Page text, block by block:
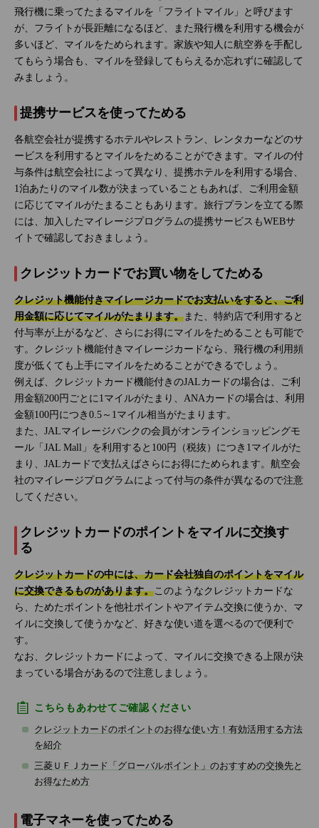
飛行機に乗ってたまるマイルを「フライトマイル」と呼びます
が、フライトが長距離になるほど、また飛行機を利用する機会が
多いほど、マイルをためられます。家族や知人に航空券を手配し
てもらう場合も、マイルを登録してもらえるか忘れずに確認して
みましょう。
提携サービスを使ってためる
各航空会社が提携するホテルやレストラン、レンタカーなどのサ
ービスを利用するとマイルをためることができます。マイルの付
与条件は航空会社によって異なり、提携ホテルを利用する場合、
1泊あたりのマイル数が決まっていることもあれば、ご利用金額
に応じてマイルがたまることもあります。旅行プランを立てる際
には、加入したマイレージプログラムの提携サービスもWEBサ
イトで確認しておきましょう。
クレジットカードでお買い物をしてためる
クレジット機能付きマイレージカードでお支払いをすると、ご利
用金額に応じてマイルがたまります。 また、特約店で利用すると
付与率が上がるなど、さらにお得にマイルをためることも可能で
す。クレジット機能付きマイレージカードなら、飛行機の利用頻
度が低くても上手にマイルをためることができるでしょう。
例えば、クレジットカード機能付きのJALカードの場合は、ご利
用金額200円ごとに1マイルがたまり、ANAカードの場合は、利用
金額100円につき0.5～1マイル相当がたまります。
また、JALマイレージバンクの会員がオンラインショッピングモ
ール「JAL Mall」を利用すると100円（税抜）につき1マイルがた
まり、JALカードで支払えばさらにお得にためられます。航空会
社のマイレージプログラムによって付与の条件が異なるので注意
してください。
クレジットカードのポイントをマイルに交換す
る
クレジットカードの中には、カード会社独自のポイントをマイル
に交換できるものがあります。このようなクレジットカードな
ら、ためたポイントを他社ポイントやアイテム交換に使うか、マ
イルに交換して使うかなど、好きな使い道を選べるので便利で
す。
なお、クレジットカードによって、マイルに交換できる上限が決
まっている場合があるので注意しましょう。
こちらもあわせてご確認ください
クレジットカードのポイントのお得な使い方！有効活用する方法
を紹介
三菱ＵＦＪカード「グローバルポイント」のおすすめの交換先と
お得なため方
電子マネーを使ってためる